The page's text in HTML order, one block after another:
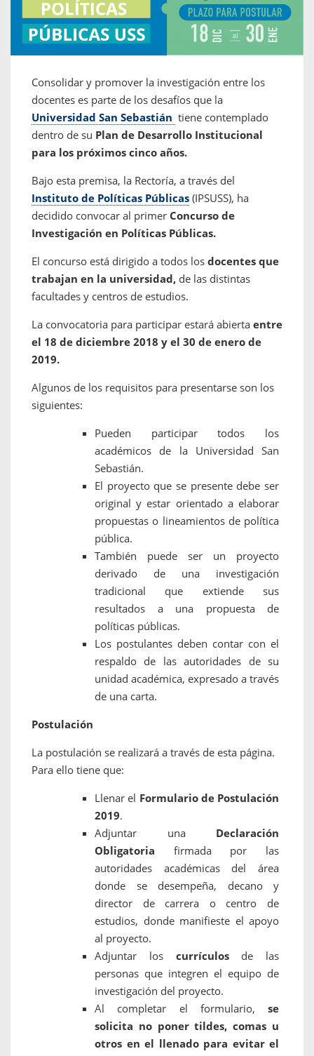
Consolidar y promover la investigación entre los
docentes es parte de los desafíos que la
Universidad San Sebastián tiene contemplado
dentro de su Plan de Desarrollo Institucional
para los próximos cinco años.
Bajo esta premisa, la Rectoría, a través del
Instituto de Políticas Públicas (IPSUSS), ha
decidido convocar al primer Concurso de
Investigación en Políticas Públicas.
El concurso está dirigido a todos los docentes que
trabajan en la universidad, de las distintas
facultades y centros de estudios.
La convocatoria para participar estará abierta entre
el 18 de diciembre 2018 y el 30 de enero de
2019.
Algunos de los requisitos para presentarse son los
siguientes:
Pueden participar todos los
académicos de la Universidad San
Sebastián.
El proyecto que se presente debe ser
original y estar orientado a elaborar
propuestas o lineamientos de política
pública.
También puede ser un proyecto
derivado de una investigación
tradicional que extiende sus
resultados a una propuesta de
políticas públicas.
Los postulantes deben contar con el
respaldo de las autoridades de su
unidad académica, expresado a través
de una carta.
Postulación
La postulación se realizará a través de esta página.
Para ello tiene que:
Llenar el Formulario de Postulación
2019.
Adjuntar una Declaración
Obligatoria firmada por las
autoridades académicas del área
donde se desempeña, decano y
director de carrera o centro de
estudios, donde manifieste el apoyo
al proyecto.
Adjuntar los currículosde las
personas que integren el equipo de
investigación del proyecto.
Al completar el formulario, se
solicita no poner tildes, comas u
otros en el llenado para evitar el